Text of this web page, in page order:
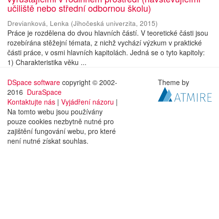
učiliště nebo střední odbornou školu)
Drevianková, Lenka (Jihočeská univerzita, 2015)
Práce je rozdělena do dvou hlavních částí. V teoretické části jsou
rozebírána stěžejní témata, z nichž vychází výzkum v praktické
části práce, v osmi hlavních kapitolách. Jedná se o tyto kapitoly:
1) Charakteristika věku ...
DSpace software copyright © 2002-
2016 DuraSpace
Kontaktujte nás | Vyjádření názoru |
Na tomto webu jsou používány
pouze cookies nezbytně nutné pro
zajištění fungování webu, pro které
není nutné získat souhlas.
Theme by